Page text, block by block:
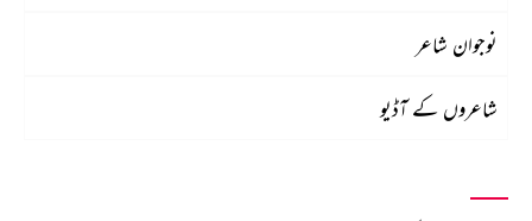
نوجوان شاعر
شاعروں کے آڈیو